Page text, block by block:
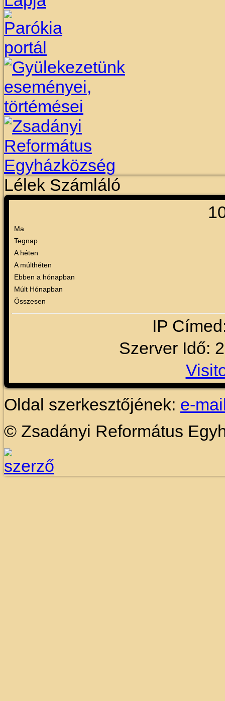
Lélek Számláló
1
Ma
Tegnap
A héten
A múlthéten
Ebben a hónapban
Múlt Hónapban
Összesen
IP
Szerver Idő:
Oldal szerkesztőjének: e-
© Zsadányi Református